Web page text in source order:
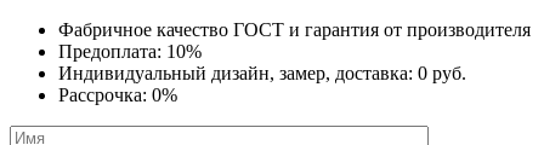
Фабричное качество ГОСТ и гарантия от производителя
Предоплата: 10%
Индивидуальный дизайн, замер, доставка: 0 руб.
Рассрочка: 0%